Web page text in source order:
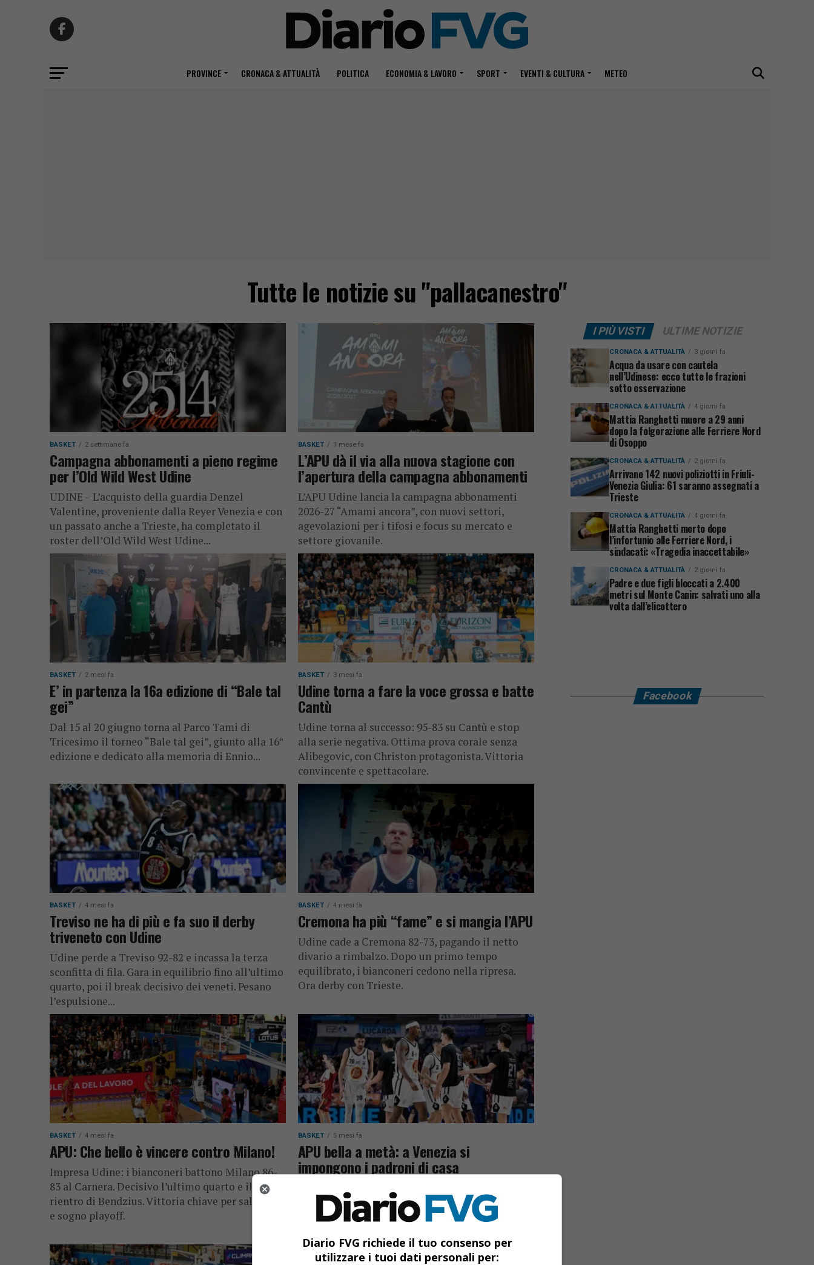
PROVINCE CRONACA & ATTUALITÀ POLITICA ECONOMIA & LAVORO SPORT EVENTI & CULTURA METEO
Tutte le notizie su "pallacanestro"
BASKET 2 settimane fa
Campagna abbonamenti a pieno regime
per l’Old Wild West Udine
UDINE – L’acquisto della guardia Denzel
Valentine, proveniente dalla Reyer Venezia e con
un passato anche a Trieste, ha completato il
roster dell’Old Wild West Udine...
BASKET 1 mese fa
L’APU dà il via alla nuova stagione con
l’apertura della campagna abbonamenti
L’APU Udine lancia la campagna abbonamenti
2026-27 “Amami ancora”, con nuovi settori,
agevolazioni per i tifosi e focus su mercato e
settore giovanile.
BASKET 2 mesi fa
E’ in partenza la 16a edizione di “Bale tal
gei”
Dal 15 al 20 giugno torna al Parco Tami di
Tricesimo il torneo “Bale tal gei”, giunto alla 16ª
edizione e dedicato alla memoria di Ennio...
BASKET 3 mesi fa
Udine torna a fare la voce grossa e batte
Cantù
Udine torna al successo: 95-83 su Cantù e stop
alla serie negativa. Ottima prova corale senza
Alibegovic, con Christon protagonista. Vittoria
convincente e spettacolare.
BASKET 4 mesi fa
Treviso ne ha di più e fa suo il derby
triveneto con Udine
Udine perde a Treviso 92-82 e incassa la terza
sconfitta di fila. Gara in equilibrio fino all’ultimo
quarto, poi il break decisivo dei veneti. Pesano
l’espulsione...
BASKET 4 mesi fa
Cremona ha più “fame” e si mangia l’APU
Udine cade a Cremona 82-73, pagando il netto
divario a rimbalzo. Dopo un primo tempo
equilibrato, i bianconeri cedono nella ripresa.
Ora derby con Trieste.
BASKET 4 mesi fa
APU: Che bello è vincere contro Milano!
Impresa Udine: i bianconeri battono Milano 86-
83 al Carnera. Decisivo l’ultimo quarto e il
rientro di Bendzius. Vittoria chiave per salvezza
e sogno playoff.
BASKET 5 mesi fa
APU bella a metà: a Venezia si
impongono i padroni di casa
bianconeri volano fino al +20 nel primo tempo,
poi subiscono la rimonta della Reyer. Nel finale
I PIÙ VISTI ULTIME NOTIZIE
CRONACA & ATTUALITÀ 3 giorni fa
Acqua da usare con cautela
nell’Udinese: ecco tutte le frazioni
sotto osservazione
CRONACA & ATTUALITÀ 4 giorni fa
Mattia Ranghetti muore a 29 anni
dopo la folgorazione alle Ferriere Nord
di Osoppo
CRONACA & ATTUALITÀ 2 giorni fa
Arrivano 142 nuovi poliziotti in Friuli-
Venezia Giulia: 61 saranno assegnati a
Trieste
CRONACA & ATTUALITÀ 4 giorni fa
Mattia Ranghetti morto dopo
l’infortunio alle Ferriere Nord, i
sindacati: «Tragedia inaccettabile»
CRONACA & ATTUALITÀ 2 giorni fa
Padre e due figli bloccati a 2.400
metri sul Monte Canin: salvati uno alla
volta dall’elicottero
Facebook
Diario FVG richiede il tuo consenso per
utilizzare i tuoi dati personali per: